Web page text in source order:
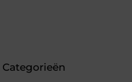
Categorieën